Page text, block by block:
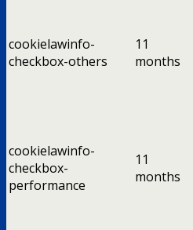
cookielawinfo-
checkbox-others
11
months
cookielawinfo-
checkbox-
performance
11
months